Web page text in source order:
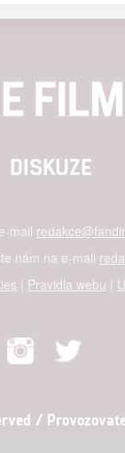
DISKUZE
, e-mail
nám na e-mail
| Pravidla webu |
/